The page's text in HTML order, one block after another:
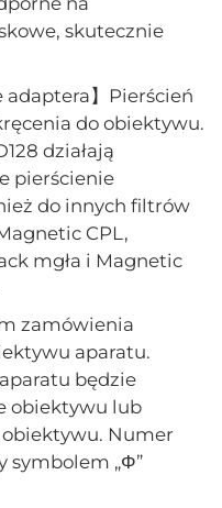
skutecznie
adaptera】Pierścień
do obiektywu.
działają
pierścienie
do innych filtrów
CPL,
mgła i Magnetic
zamówienia
aparatu.
będzie
obiektywu lub
Numer
symbolem „Φ”